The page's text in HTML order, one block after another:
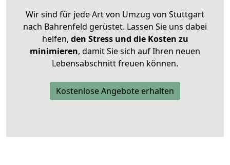
Wir sind für jede Art von Umzug von Stuttgart
nach Bahrenfeld gerüstet. Lassen Sie uns dabei
helfen, den Stress und die Kosten zu
minimieren, damit Sie sich auf Ihren neuen
Lebensabschnitt freuen können.
Kostenlose Angebote erhalten